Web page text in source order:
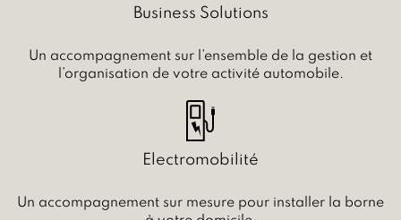
Business Solutions
Un accompagnement sur l’ensemble de la gestion et
l’organisation de votre activité automobile.
Electromobilité
Un accompagnement sur mesure pour installer la borne